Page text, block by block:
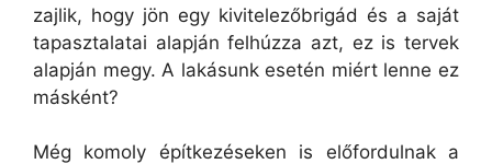
zajlik, hogy jön egy kivitelezőbrigád és a saját
tapasztalatai alapján felhúzza azt, ez is tervek
alapján megy. A lakásunk esetén miért lenne ez
másként?
Még komoly építkezéseken is előfordulnak a